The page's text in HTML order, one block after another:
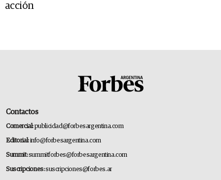
acción
Contactos
Comercial:publicidad@forbesargentina.com
Editorial:info@forbesargentina.com
Summit:summitforbes@forbesargentina.com
Suscripciones:suscripciones@forbes.ar